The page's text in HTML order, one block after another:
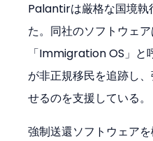
Palantirは厳格な国境執
た。同社のソフトウェ
「Immigration OS」と
が非正規移民を追跡し
せるのを支援している。
強制送還ソフトウェアを